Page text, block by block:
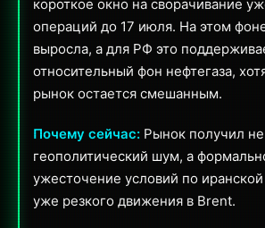
короткое окно на сворачивание
операций до 17 июля. На этом
выросла, а для РФ это
относительный фон нефтегаза,
рынок остается смешанным.
Почему сейчас: Рынок получил
геополитический шум, а
ужесточение условий по
уже резкого движения в Brent.